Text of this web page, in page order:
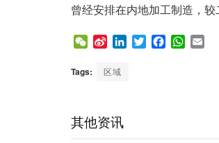
曾经安排在内地加工制造，较
W
C
S
n
i
L
T
F
W
Tags: 区域
其他资讯